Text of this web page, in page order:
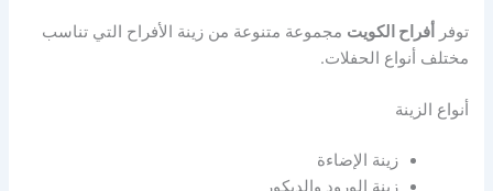
توفر أفراح الكويت مجموعة متنوعة من زينة الأفراح التي تناسب
مختلف أنواع الحفلات.
أنواع الزينة
زينة الإضاءة
زينة الورود والديكور